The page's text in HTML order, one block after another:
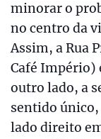
minorar o
no centro da
Assim, a Rua
Café Império)
outro lado, a
sentido
lado direito